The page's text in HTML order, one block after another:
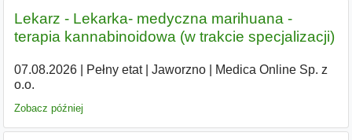
Lekarz - Lekarka- medyczna marihuana -
terapia kannabinoidowa (w trakcie specjalizacji)
07.08.2026| Pełny etat| Jaworzno|
Medica Online Sp. z
o.o.
Zobacz później